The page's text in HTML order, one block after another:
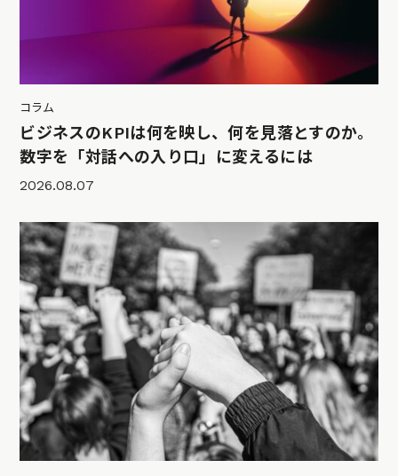
コラム
ビジネスのKPIは何を映し、何を見落とすのか。
数字を「対話への入り口」に変えるには
2026.08.07